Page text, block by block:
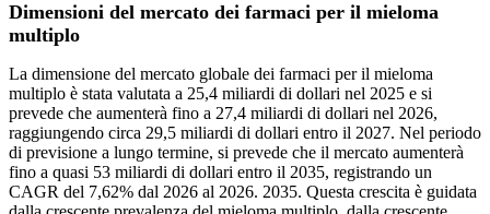
Dimensioni del mercato dei farmaci per il mieloma
multiplo
La dimensione del mercato globale dei farmaci per il mieloma
multiplo è stata valutata a 25,4 miliardi di dollari nel 2025 e si
prevede che aumenterà fino a 27,4 miliardi di dollari nel 2026,
raggiungendo circa 29,5 miliardi di dollari entro il 2027. Nel periodo
di previsione a lungo termine, si prevede che il mercato aumenterà
fino a quasi 53 miliardi di dollari entro il 2035, registrando un
CAGR del 7,62% dal 2026 al 2026. 2035. Questa crescita è guidata